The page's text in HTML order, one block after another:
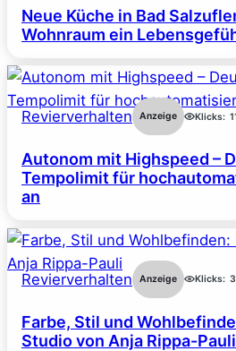
Neue Küche in Bad
Wohnraum ein
Revierverhalten Anzeige Klicks:
Autonom mit Highspeed –
Tempolimit für
an
Revierverhalten Anzeige Klicks:
Farbe, Stil und
Studio von Anja Rippa-Pauli